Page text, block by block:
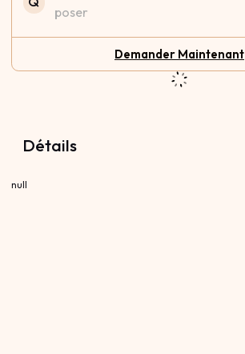
poser
Demander Maintenant
Détails
null